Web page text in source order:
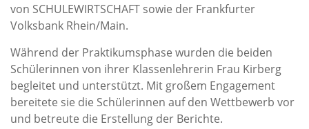
von SCHULEWIRTSCHAFT sowie der Frankfurter
Volksbank Rhein/Main.
Während der Praktikumsphase wurden die beiden
Schülerinnen von ihrer Klassenlehrerin Frau Kirberg
begleitet und unterstützt. Mit großem Engagement
bereitete sie die Schülerinnen auf den Wettbewerb vor
und betreute die Erstellung der Berichte.